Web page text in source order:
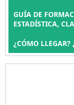
GUÍA DE
ESTADÍSTICA,
¿CÓMO LLEGAR?